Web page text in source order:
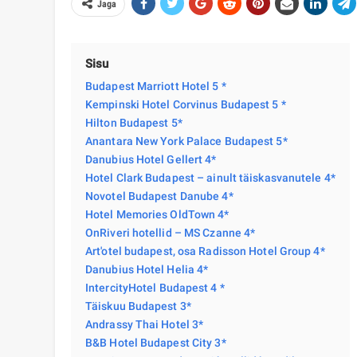
Jaga
Sisu
Budapest Marriott Hotel 5 *
Kempinski Hotel Corvinus Budapest 5 *
Hilton Budapest 5*
Anantara New York Palace Budapest 5*
Danubius Hotel Gellert 4*
Hotel Clark Budapest – ainult täiskasvanutele 4*
Novotel Budapest Danube 4*
Hotel Memories OldTown 4*
OnRiveri hotellid – MS Czanne 4*
Art'otel budapest, osa Radisson Hotel Group 4*
Danubius Hotel Helia 4*
IntercityHotel Budapest 4 *
Täiskuu Budapest 3*
Andrassy Thai Hotel 3*
B&B Hotel Budapest City 3*